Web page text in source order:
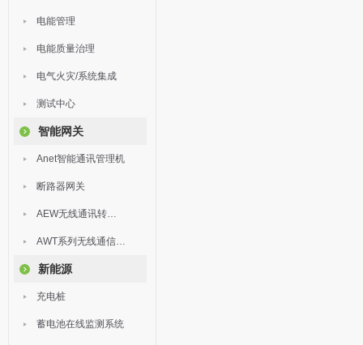
电能管理
电能质量治理
电气火灾/系统集成
测试中心
智能网关
Anet智能通讯管理机
断路器网关
AEW无线通讯转换器
AWT系列无线通信终端
新能源
充电桩
蓄电池在线监测系统